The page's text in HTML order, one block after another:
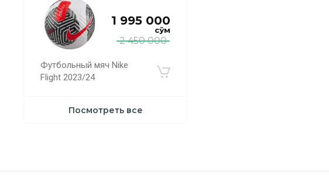
2 450 000
1 995 000
сўм
Футбольный мяч Nike
Flight 2023/24
Посмотреть все